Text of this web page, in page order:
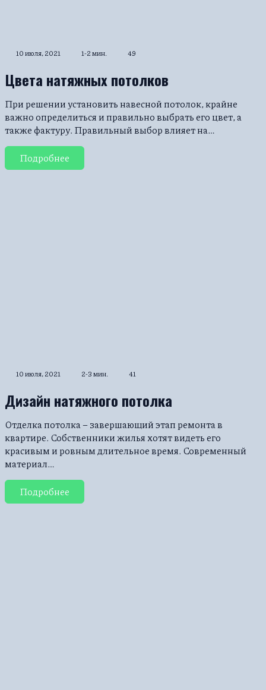
10 июля, 2021 1-2 мин. 49
Цвета натяжных потолков
При решении установить навесной потолок, крайне
важно определиться и правильно выбрать его цвет, а
также фактуру. Правильный выбор влияет на…
Подробнее
10 июля, 2021 2-3 мин. 41
Дизайн натяжного потолка
Отделка потолка – завершающий этап ремонта в
квартире. Собственники жилья хотят видеть его
красивым и ровным длительное время. Современный
материал…
Подробнее